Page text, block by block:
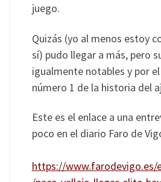
juego.
Quizás (yo al menos estoy
sí) pudo llegar a más, pero
igualmente notables y por
número 1 de la historia del
Este es el enlace a una
poco en el diario Faro de
https://www.farodevigo.es/